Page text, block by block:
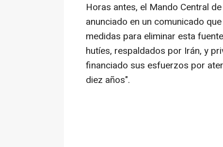
Horas antes, el Mando Central
anunciado en un comunicado
medidas para eliminar esta
hutíes, respaldados por Irán, y
financiado sus esfuerzos por
diez años".